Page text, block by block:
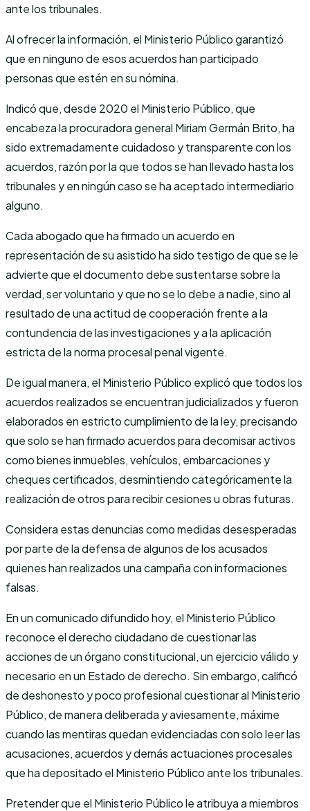
ante los tribunales.
Al ofrecer la información, el Ministerio Público garantizó
que en ninguno de esos acuerdos han participado
personas que estén en su nómina.
Indicó que, desde 2020 el Ministerio Público, que
encabeza la procuradora general Miriam Germán Brito, ha
sido extremadamente cuidadoso y transparente con los
acuerdos, razón por la que todos se han llevado hasta los
tribunales y en ningún caso se ha aceptado intermediario
alguno.
Cada abogado que ha firmado un acuerdo en
representación de su asistido ha sido testigo de que se le
advierte que el documento debe sustentarse sobre la
verdad, ser voluntario y que no se lo debe a nadie, sino al
resultado de una actitud de cooperación frente a la
contundencia de las investigaciones y a la aplicación
estricta de la norma procesal penal vigente.
De igual manera, el Ministerio Público explicó que todos los
acuerdos realizados se encuentran judicializados y fueron
elaborados en estricto cumplimiento de la ley, precisando
que solo se han firmado acuerdos para decomisar activos
como bienes inmuebles, vehículos, embarcaciones y
cheques certificados, desmintiendo categóricamente la
realización de otros para recibir cesiones u obras futuras.
Considera estas denuncias como medidas desesperadas
por parte de la defensa de algunos de los acusados
quienes han realizados una campaña con informaciones
falsas.
En un comunicado difundido hoy, el Ministerio Público
reconoce el derecho ciudadano de cuestionar las
acciones de un órgano constitucional, un ejercicio válido y
necesario en un Estado de derecho. Sin embargo, calificó
de deshonesto y poco profesional cuestionar al Ministerio
Público, de manera deliberada y aviesamente, máxime
cuando las mentiras quedan evidenciadas con solo leer las
acusaciones, acuerdos y demás actuaciones procesales
que ha depositado el Ministerio Público ante los tribunales.
Pretender que el Ministerio Público le atribuya a miembros